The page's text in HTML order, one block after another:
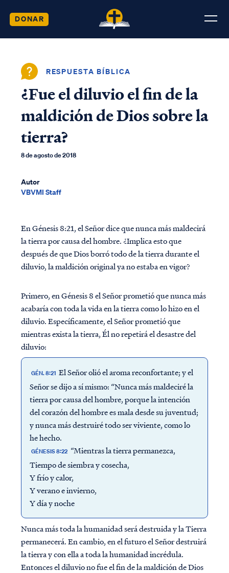
DONAR
RESPUESTA BÍBLICA
¿Fue el diluvio el fin de la
maldición de Dios sobre la
tierra?
8 de agosto de 2018
Autor
VBVMI Staff
En Génesis 8:21, el Señor dice que nunca más maldecirá
la tierra por causa del hombre. ¿Implica esto que
después de que Dios borró todo de la tierra durante el
diluvio, la maldición original ya no estaba en vigor?
Primero, en Génesis 8 el Señor prometió que nunca más
acabaría con toda la vida en la tierra como lo hizo en el
diluvio. Específicamente, el Señor prometió que
mientras exista la tierra, Él no repetirá el desastre del
diluvio:
GÉN. 8:21 El Señor olió el aroma reconfortante; y el
Señor se dijo a sí mismo: “Nunca más maldeciré la
tierra por causa del hombre, porque la intención
del corazón del hombre es mala desde su juventud;
y nunca más destruiré todo ser viviente, como lo
he hecho.
GÉNESIS 8:22 “Mientras la tierra permanezca,
Tiempo de siembra y cosecha,
Y frío y calor,
Y verano e invierno,
Y día y noche
Nunca más toda la humanidad será destruida y la Tierra
permanecerá. En cambio, en el futuro el Señor destruirá
la tierra y con ella a toda la humanidad incrédula.
Entonces el diluvio no fue el fin de la maldición de Dios